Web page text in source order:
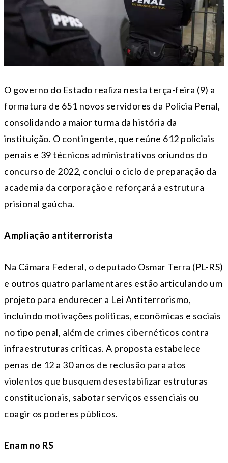
O governo do Estado realiza nesta terça-feira (9) a
formatura de 651 novos servidores da Polícia Penal,
consolidando a maior turma da história da
instituição. O contingente, que reúne 612 policiais
penais e 39 técnicos administrativos oriundos do
concurso de 2022, conclui o ciclo de preparação da
academia da corporação e reforçará a estrutura
prisional gaúcha.
Ampliação antiterrorista
Na Câmara Federal, o deputado Osmar Terra (PL-RS)
e outros quatro parlamentares estão articulando um
projeto para endurecer a Lei Antiterrorismo,
incluindo motivações políticas, econômicas e sociais
no tipo penal, além de crimes cibernéticos contra
infraestruturas críticas. A proposta estabelece
penas de 12 a 30 anos de reclusão para atos
violentos que busquem desestabilizar estruturas
constitucionais, sabotar serviços essenciais ou
coagir os poderes públicos.
Enam no RS